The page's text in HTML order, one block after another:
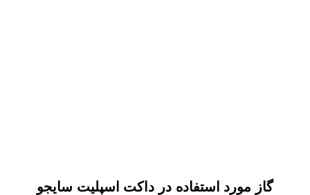
گاز مورد استفاده در داکت اسپلیت سایجو